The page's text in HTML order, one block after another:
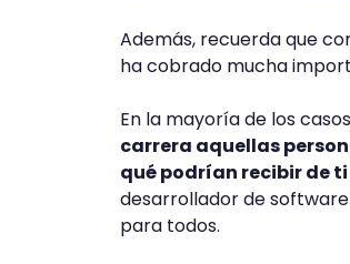
Además, recuerda que
ha cobrado mucha
En la mayoría de los
carrera aquellas
qué podrían recibir de
desarrollador de
para todos.